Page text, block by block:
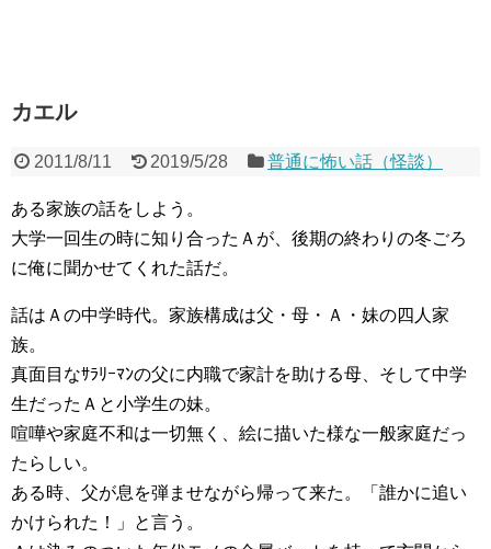
カエル
2011/8/11 2019/5/28 普通に怖い話（怪談）
ある家族の話をしよう。
大学一回生の時に知り合ったＡが、後期の終わりの冬ごろ
に俺に聞かせてくれた話だ。
話はＡの中学時代。家族構成は父・母・Ａ・妹の四人家
族。
真面目なｻﾗﾘｰﾏﾝの父に内職で家計を助ける母、そして中学
生だったＡと小学生の妹。
喧嘩や家庭不和は一切無く、絵に描いた様な一般家庭だっ
たらしい。
ある時、父が息を弾ませながら帰って来た。「誰かに追い
かけられた！」と言う。